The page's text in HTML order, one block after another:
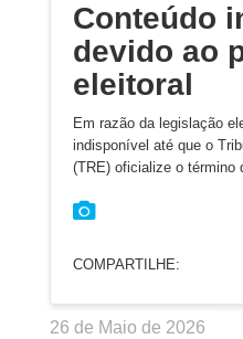
Conteúdo
devido ao
eleitoral
Em razão da legislação
indisponível até que o
(TRE) oficialize o término
COMPARTILHE:
26 de Maio de 2026